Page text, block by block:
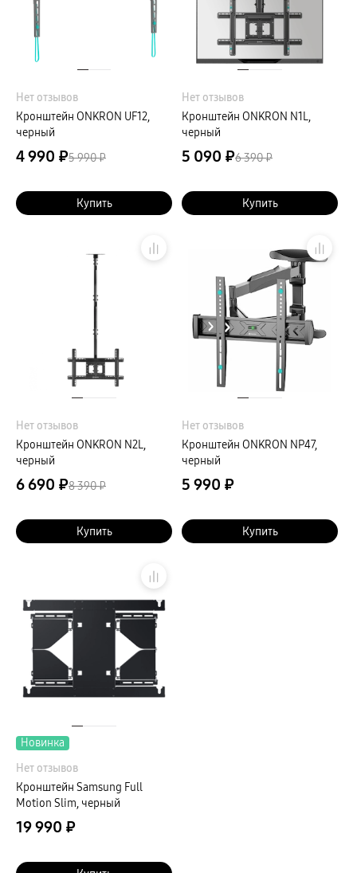
Нет отзывов
Кронштейн ONKRON UF12,
черный
4 990 ₽5 990 ₽
Купить
Нет отзывов
Кронштейн ONKRON N1L,
черный
5 090 ₽6 390 ₽
Купить
Нет отзывов
Кронштейн ONKRON N2L,
черный
6 690 ₽8 390 ₽
Купить
Нет отзывов
Кронштейн ONKRON NP47,
черный
5 990 ₽
Купить
Новинка
Нет отзывов
Кронштейн Samsung Full
Motion Slim, черный
19 990 ₽